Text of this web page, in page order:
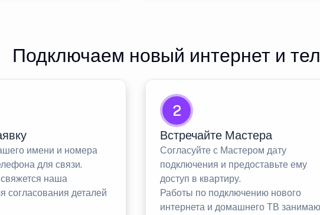
Подключаем новый интернет и
имени и номера
для связи.
наша
согласования деталей
2
Встречайте Мастера
Согласуйте с Мастером дату
подключения и предоставьте ему
доступ в квартиру.
Работы по подключению нового
интернета и домашнего ТВ